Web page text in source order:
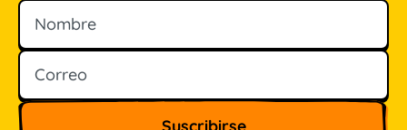
Nombre
Correo